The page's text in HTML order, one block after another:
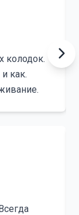
колодок.
как.